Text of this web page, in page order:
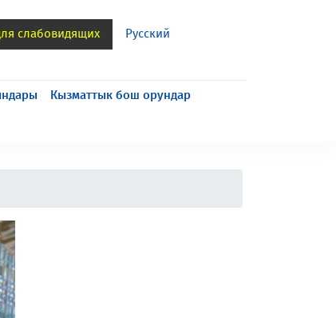
слабовидящих Русский
Кызматтык бош орундар